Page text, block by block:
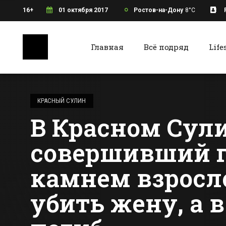
16+ 01 октября 2017 Ростов-на-Дону 8°C
Главная Всё подряд
запустят пять
городских
Все новости Ростова-на-Дону Все
КРАСНЫЙ СУЛИН
В Красном
совершивший
камнем
убить жену, а